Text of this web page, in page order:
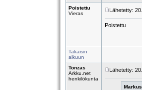
Poistettu
Vieras
Lähetetty:
Poistettu
Takaisin
alkuun
Tonzas
Arkku.net
henkilökunta
Lähetetty: